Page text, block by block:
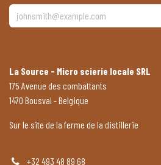
La Source - Micro scierie locale SRL
175 Avenue des combattants
1470 Bousval - Belgique
Sur le site de la ferme de la distillerie
+32 493 48 89 68